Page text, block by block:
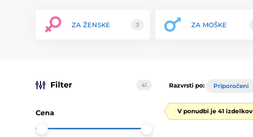
ZA ŽENSKE 3 ZA MOŠKE
Filter 41
Cena
Razvrsti po: Priporočeni
V ponudbi je 41 izdelkov